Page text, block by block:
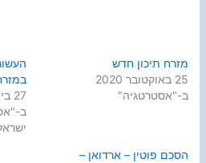
מזרח תיכון חדש
25 באוקטובר 2020
ב-"אסטרטגיה"
27 ביולי 2021
ב-
הסכם פוטין – ארדואן –